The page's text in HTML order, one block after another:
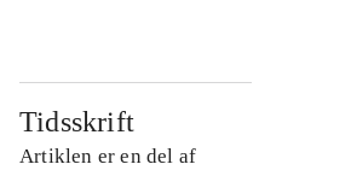
Tidsskrift
Artiklen er en del af